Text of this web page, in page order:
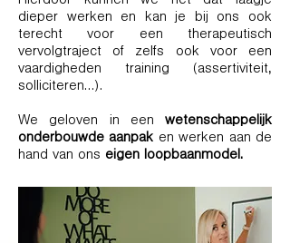
dieper werken en kan je bij ons ook
terecht voor een therapeutisch
vervolgtraject of zelfs ook voor een
vaardigheden training (assertiviteit,
solliciteren…).
We geloven in een wetenschappelijk
onderbouwde aanpak en werken aan de
hand van ons eigen loopbaanmodel.